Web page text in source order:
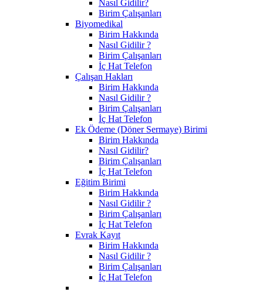
Nasıl Gidilir?
Birim Çalışanları
Biyomedikal
Birim Hakkında
Nasıl Gidilir ?
Birim Çalışanları
İç Hat Telefon
Çalışan Hakları
Birim Hakkında
Nasıl Gidilir ?
Birim Çalışanları
İç Hat Telefon
Ek Ödeme (Döner Sermaye) Birimi
Birim Hakkında
Nasıl Gidilir?
Birim Çalışanları
İç Hat Telefon
Eğitim Birimi
Birim Hakkında
Nasıl Gidilir ?
Birim Çalışanları
İç Hat Telefon
Evrak Kayıt
Birim Hakkında
Nasıl Gidilir ?
Birim Çalışanları
İç Hat Telefon